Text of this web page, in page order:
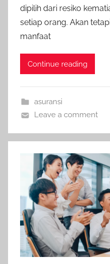
dipilih dari resiko
setiap orang. Akan
manfaat
Continue reading
asuransi
Leave a comment